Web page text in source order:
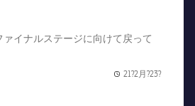
イナルステージに向けて戻って
21?2月?23?